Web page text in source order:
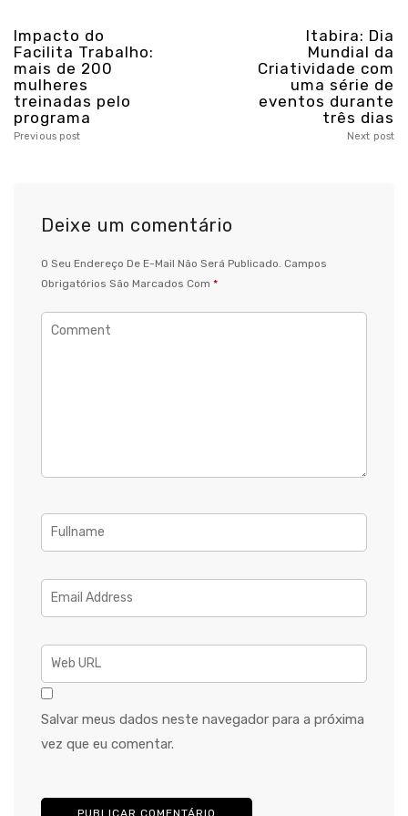
Impacto do
Facilita Trabalho:
mais de 200
mulheres
treinadas pelo
programa
Previous post
Itabira: Dia
Mundial da
Criatividade com
uma série de
eventos durante
três dias
Next post
Deixe um comentário
O Seu Endereço De E-Mail Não Será Publicado. Campos
Obrigatórios São Marcados Com *
Salvar meus dados neste navegador para a próxima
vez que eu comentar.